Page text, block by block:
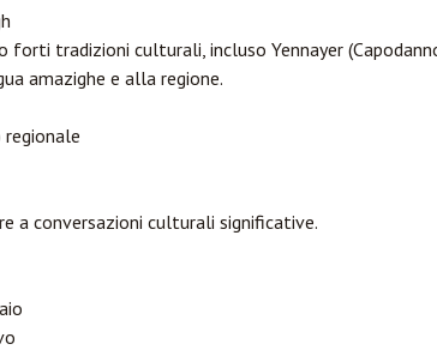
tradizioni culturali, incluso Yennayer
amazighe e alla regione.
a conversazioni culturali significative.